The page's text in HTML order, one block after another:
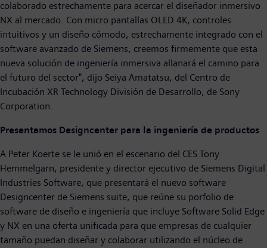
colaborado estrechamente para acercar el diseñador inmersivo
NX al mercado. Con micro pantallas OLED 4K, controles
intuitivos y un diseño cómodo, estrechamente integrado con el
software avanzado de Siemens, creemos firmemente que esta
nueva solución de ingeniería inmersiva allanará el camino para
el futuro del sector", dijo Seiya Amatatsu, del Centro de
Incubación XR Technology División de Desarrollo, de Sony
Corporation.
Presentamos Designcenter para la ingeniería de productos
A Peter Koerte se le unió en el escenario del CES Tony
Hemmelgarn, presidente y director ejecutivo de Siemens Digital
Industries Software, que presentará el nuevo software
Designcenter de Siemens suite, que reúne su porfolio de
software de diseño e ingeniería que incluye Software Solid Edge
y NX en una oferta unificada para que empresas de cualquier
tamaño puedan diseñar y colaborar utilizando el núcleo de